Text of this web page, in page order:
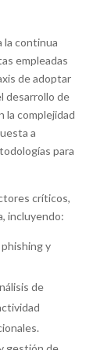
la continua
empleadas
de adoptar
desarrollo de
la complejidad
a
para
críticos,
incluyendo:
y
de